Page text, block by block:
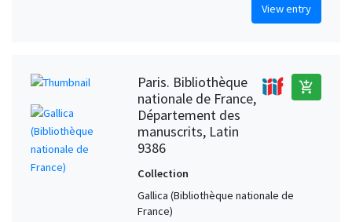
View entry
Paris. Bibliothèque
nationale de France,
Département des
manuscrits, Latin
9386
add_shopping_cart
Collection
Gallica (Bibliothèque nationale de
France)